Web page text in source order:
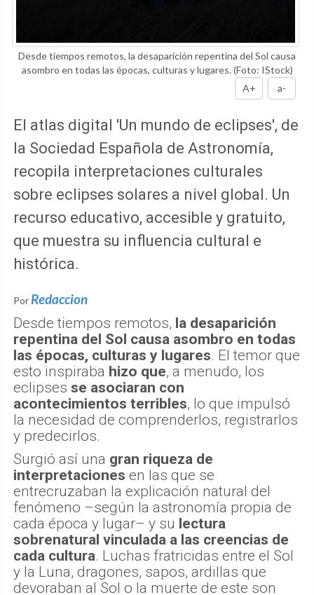
Desde tiempos remotos, la desaparición repentina del Sol causa
asombro en todas las épocas, culturas y lugares.(Foto: IStock)
A+
a-
El atlas digital 'Un mundo de eclipses', de
la Sociedad Española de Astronomía,
recopila interpretaciones culturales
sobre eclipses solares a nivel global. Un
recurso educativo, accesible y gratuito,
que muestra su influencia cultural e
histórica.
Por Redaccion
Desde tiempos remotos, la desaparición
repentina del Sol causa asombro en todas
las épocas, culturas y lugares. El temor que
esto inspiraba hizo que, a menudo, los
eclipses se asociaran con
acontecimientos terribles, lo que impulsó
la necesidad de comprenderlos, registrarlos
y predecirlos.
Surgió así una gran riqueza de
interpretaciones en las que se
entrecruzaban la explicación natural del
fenómeno –según la astronomía propia de
cada época y lugar– y su lectura
sobrenatural vinculada a las creencias de
cada cultura. Luchas fratricidas entre el Sol
y la Luna, dragones, sapos, ardillas que
devoraban al Sol o la muerte de este son